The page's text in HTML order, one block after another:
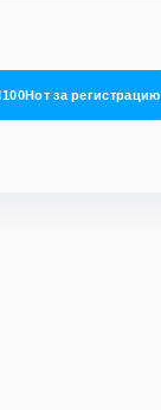
100Нотза регистрацию